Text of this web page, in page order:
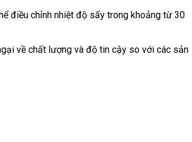
điều chỉnh nhiệt độ sấy trong khoảng từ 30
về chất lượng và độ tin cậy so với các sản